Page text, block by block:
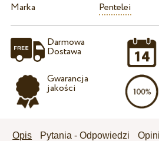
Marka
Pentelei
Darmowa
Dostawa
Gwarancja
jakości
Opis Pytania - Odpowiedzi